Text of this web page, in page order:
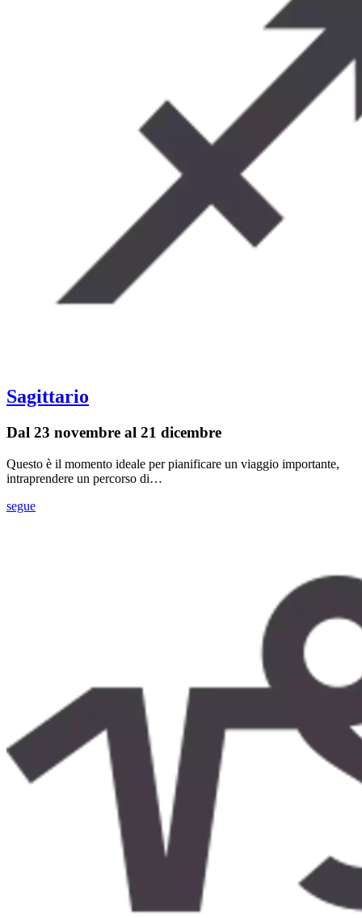
Sagittario
Dal 23 novembre al 21 dicembre
Questo è il momento ideale per pianificare un viaggio importante,
intraprendere un percorso di…
segue